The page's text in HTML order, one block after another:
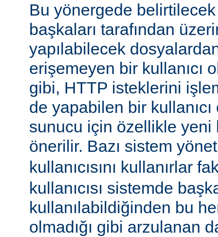
Bu yönergede belirtilecek
başkaları tarafından
yapılabilecek
erişemeyen bir kullanıcı
gibi, HTTP isteklerini
de yapabilen bir kullanıcı
sunucu için özellikle yeni
önerilir. Bazı sistem
kullanıcısını kullanırlar
kullanıcısı sistemde
kullanılabildiğinden bu
olmadığı gibi arzulanan